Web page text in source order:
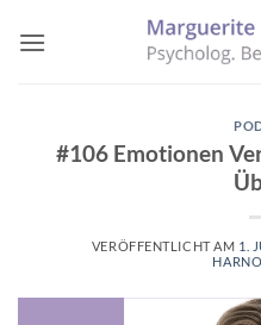
Inhalt
#106 Emotionen
VERÖFFENTLICHT AM 1.